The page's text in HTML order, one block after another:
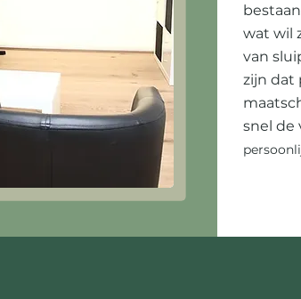
wat wil
van
zijn dat
snel de